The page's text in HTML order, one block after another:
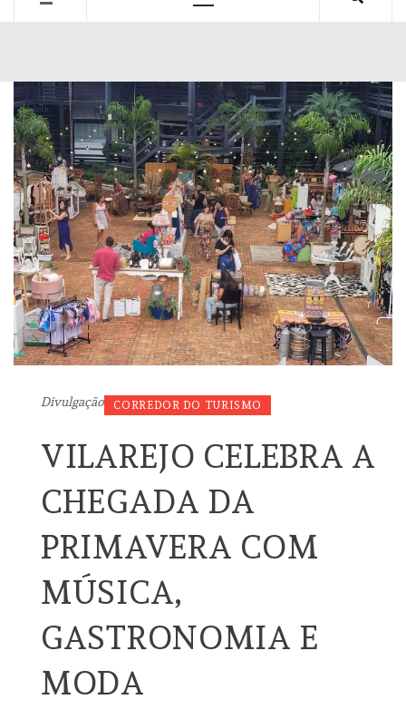
Divulgação CORREDOR DO TURISMO
VILAREJO CELEBRA A
CHEGADA DA
PRIMAVERA COM
MÚSICA,
GASTRONOMIA E
MODA